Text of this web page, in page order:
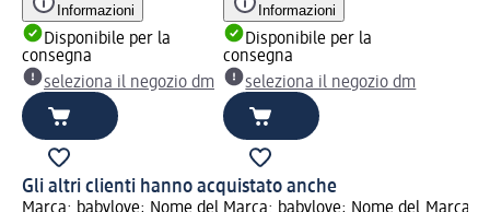
Informazioni
Disponibile per la
consegna
seleziona il negozio dm
Informazioni
Disponibile per la
consegna
seleziona il negozio dm
Gli altri clienti hanno acquistato anche
Marca: babylove; Nome del Marca: babylove; Nome del Marca: